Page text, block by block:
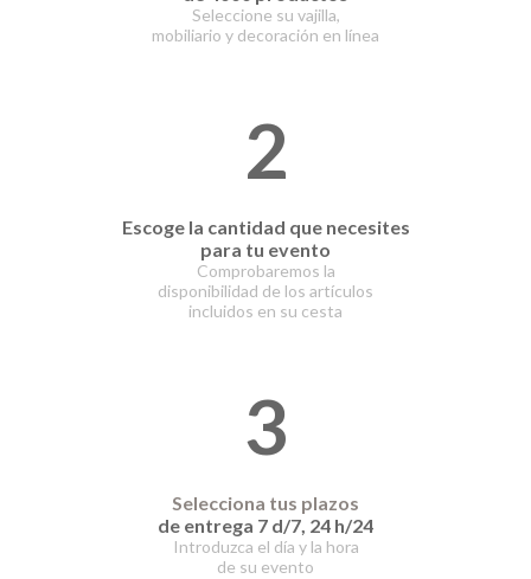
Seleccione su vajilla,
mobiliario y decoración en línea
2
Escoge la cantidad que necesites
para tu evento
Comprobaremos la
disponibilidad de los artículos
incluidos en su cesta
3
Selecciona tus plazos
de entrega 7 d/7, 24 h/24
Introduzca el día y la hora
de su evento